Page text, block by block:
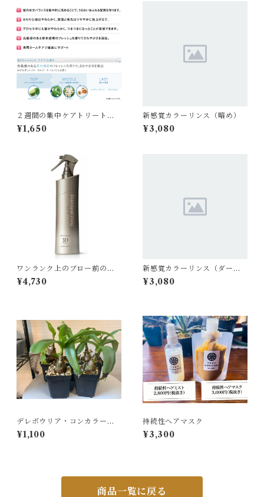
２週間の集中ケアトリートメ
ント100g
¥1,650
新感覚カラーリンス（暗め）
¥3,080
ワンランク上のブロー前のヘ
アミスト
¥4,730
新感覚カラーリンス（ダーク
ブラウン）
¥3,080
デレボウリア・コンカラー
（子株）
¥1,100
持続性ヘアマスク
¥3,300
商品一覧に戻る